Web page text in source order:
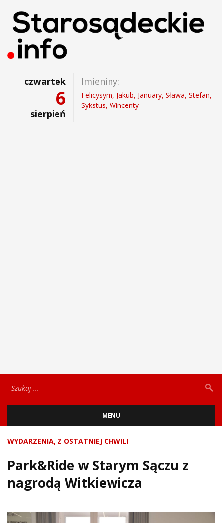
czwartek
6
sierpień
Imieniny:
Felicysym, Jakub, January, Sława, Stefan,
Sykstus, Wincenty
MENU
WYDARZENIA, Z OSTATNIEJ CHWILI
Park&Ride w Starym Sączu z
nagrodą Witkiewicza